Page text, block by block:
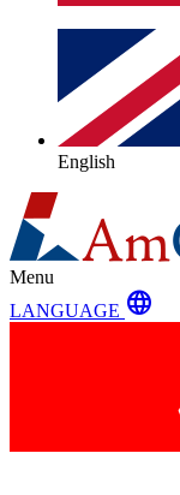
English
Menu
LANGUAGE language